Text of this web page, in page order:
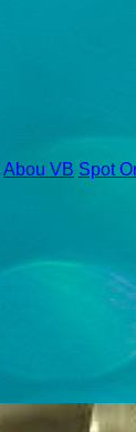
Abou VB Spot